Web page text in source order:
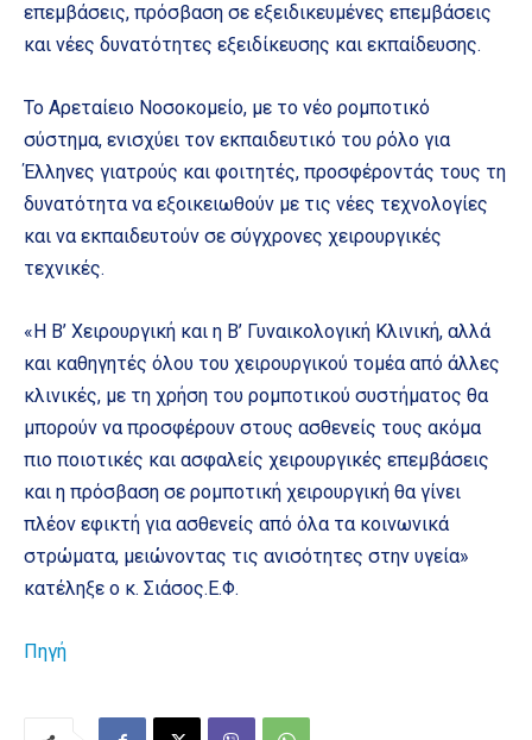
επεμβάσεις, πρόσβαση σε εξειδικευμένες επεμβάσεις
και νέες δυνατότητες εξειδίκευσης και εκπαίδευσης.
Το Αρεταίειο Νοσοκομείο, με το νέο ρομποτικό
σύστημα, ενισχύει τον εκπαιδευτικό του ρόλο για
Έλληνες γιατρούς και φοιτητές, προσφέροντάς τους τη
δυνατότητα να εξοικειωθούν με τις νέες τεχνολογίες
και να εκπαιδευτούν σε σύγχρονες χειρουργικές
τεχνικές.
«Η Β’ Χειρουργική και η Β’ Γυναικολογική Κλινική, αλλά
και καθηγητές όλου του χειρουργικού τομέα από άλλες
κλινικές, με τη χρήση του ρομποτικού συστήματος θα
μπορούν να προσφέρουν στους ασθενείς τους ακόμα
πιο ποιοτικές και ασφαλείς χειρουργικές επεμβάσεις
και η πρόσβαση σε ρομποτική χειρουργική θα γίνει
πλέον εφικτή για ασθενείς από όλα τα κοινωνικά
στρώματα, μειώνοντας τις ανισότητες στην υγεία»
κατέληξε ο κ. Σιάσος.Ε.Φ.
Πηγή